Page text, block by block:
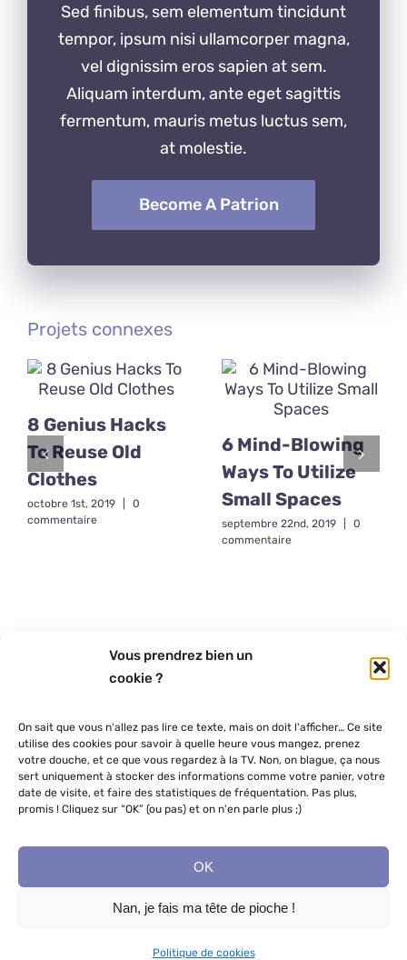
Vous prendrez bien un
cookie ?
On sait que vous n'allez pas lire ce texte, mais on doit l'afficher… Ce site
utilise des cookies pour savoir à quelle heure vous mangez, prenez
votre douche, et ce que vous regardez à la TV. Non, on blague, ça nous
sert uniquement à stocker des informations comme votre panier, votre
date de visite, et faire des statistiques de fréquentation. Pas plus,
promis ! Cliquez sur “OK” (ou pas) et on n'en parle plus ;)
OK
Nan, je fais ma tête de pioche !
Politique de cookies
Sed finibus, sem elementum tincidunt
tempor, ipsum nisi ullamcorper magna,
vel dignissim eros sapien at sem.
Aliquam interdum, ante eget sagittis
fermentum, mauris metus luctus sem,
at molestie.
Become A Patrion
Projets connexes
8 Genius Hacks
To Reuse Old
Clothes
octobre 1st, 2019
0
commentaire
6 Mind-Blowing
Ways To Utilize
Small Spaces
septembre 22nd, 2019
0
commentaire
Menu rapide
Accueil
Boutique
© Tous droits réservés 2019 | Un joli site un peu farfelu, sous la
houlette de Marie, réalisé parGrenadyne, petite agence web|
Politique Cookies